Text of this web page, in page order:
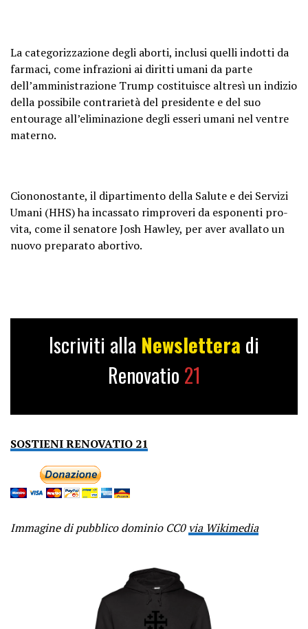
La categorizzazione degli aborti, inclusi quelli indotti da
farmaci, come infrazioni ai diritti umani da parte
dell’amministrazione Trump costituisce altresì un indizio
della possibile contrarietà del presidente e del suo
entourage all’eliminazione degli esseri umani nel ventre
materno.
Ciononostante, il dipartimento della Salute e dei Servizi
Umani (HHS) ha incassato rimproveri da esponenti pro-
vita, come il senatore Josh Hawley, per aver avallato un
nuovo preparato abortivo.
Iscriviti alla Newslettera di
Renovatio 21
SOSTIENI RENOVATIO 21
Immagine di pubblico dominio CC0via Wikimedia